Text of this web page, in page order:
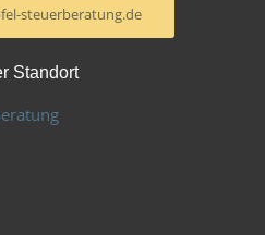
steuerberatung.de
Standort